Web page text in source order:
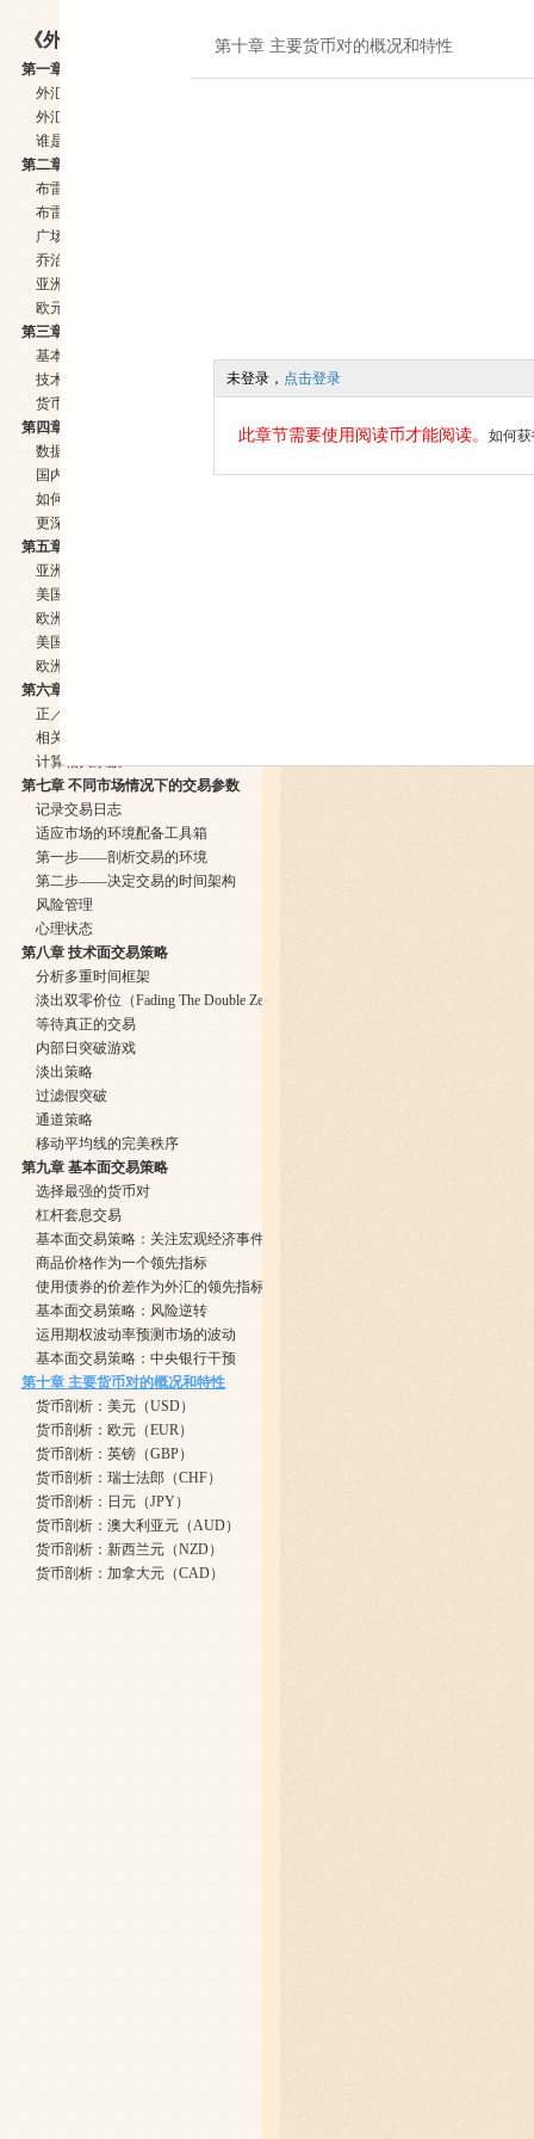
《外汇市场即日交易》
第一章 外汇交易——当代发展最快的市场
外汇市场对股票和债券市场的影响
外汇市场与期货、股票市场的比较
谁是外汇市场的玩家
第二章 外汇市场的历史事件
布雷顿森林体系：美元成为世界货币（1944）
布雷顿森林体系的结束：自由资本主义市场的诞生（1971）
广场协定——美元贬值（1985）
乔治·索罗斯——击败英格兰银行的人
亚洲金融危机（1997-1998）
欧元的诞生（1999）
第三章 什么影响货币市场的长期波动
基本面分析
技术面分析
货币预测——经济学家的视角
第四章 什么影响货币市场的短期波动
数据的相对重要性随着时间而改变
国内生产总值（GDP）——不再是大件事
如何运用这些信息
更深入地了解外汇市场
第五章 什么时候是交易各个货币对的最佳时间
亚洲时段（东京）：美国东部时间（EST）下午7：00至凌晨4：00
美国时段（纽约）：美国东部时间（EST）上午8：00至下午5：00
欧洲时段（伦敦）：美国东部时间（EST）凌晨2：00至中午12：00
美国－欧洲重叠时段：美国东部时间（EST）上午8：00至中午12：00
欧洲—亚洲重叠时段：美国东部时间（EST）凌晨2：00至4：00
第六章 什么是货币之间的相关性和如何使用它们
正／负相关性的意义和用途
相关性的重要事实：它们会改变
计算相关系数
第七章 不同市场情况下的交易参数
记录交易日志
适应市场的环境配备工具箱
第一步——剖析交易的环境
第二步——决定交易的时间架构
风险管理
心理状态
第八章 技术面交易策略
分析多重时间框架
淡出双零价位（Fading The Double Zeros）
等待真正的交易
内部日突破游戏
淡出策略
过滤假突破
通道策略
移动平均线的完美秩序
第九章 基本面交易策略
选择最强的货币对
杠杆套息交易
基本面交易策略：关注宏观经济事件
商品价格作为一个领先指标
使用债券的价差作为外汇的领先指标
基本面交易策略：风险逆转
运用期权波动率预测市场的波动
基本面交易策略：中央银行干预
第十章 主要货币对的概况和特性
货币剖析：美元（USD）
货币剖析：欧元（EUR）
货币剖析：英镑（GBP）
货币剖析：瑞士法郎（CHF）
货币剖析：日元（JPY）
货币剖析：澳大利亚元（AUD）
货币剖析：新西兰元（NZD）
货币剖析：加拿大元（CAD）
第十章 主要货币对的概况和特性
未登录， 点击登录
此章节需要使用阅读币才能阅读。 如何